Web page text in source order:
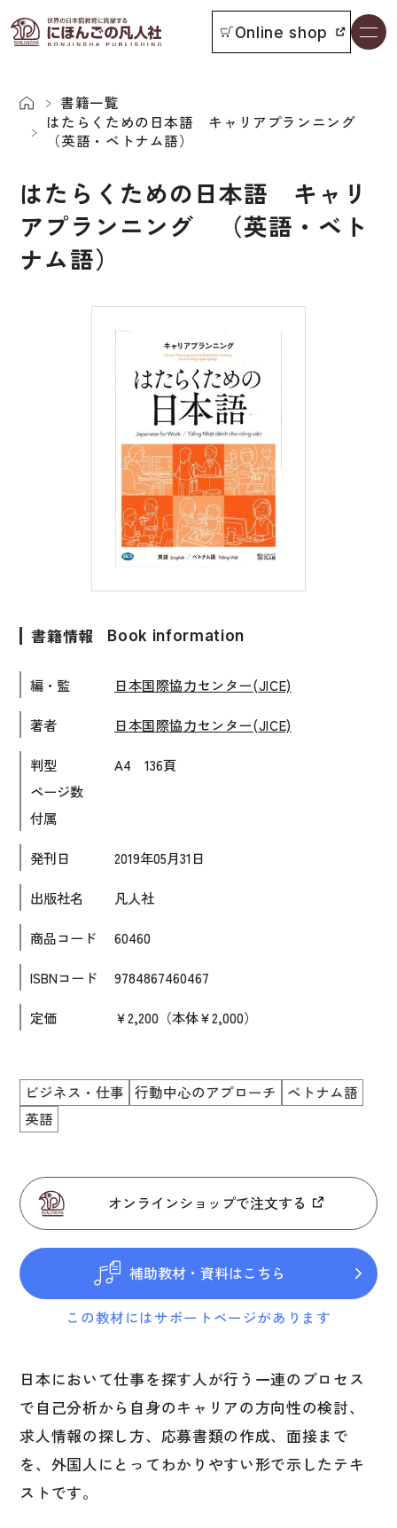
書籍一覧
お知らせ
イベント
よくあるご質問
教科書採用について
書籍の内容について
著作権について
原稿・企画の持ち込みについて
その他の質問
書店様向け
Online shop
本をさがす
日本語学習者用教科書
ビジネスパーソン・研修生向け
留学生向け専門分野
語彙・表現
練習問題
日本語能力試験対策
日本留学試験対策
各種試験対策
大学入試対策
学校情報
日本語学習関連副読本
日本事情
定期刊行物
視聴覚・補助教材
ビデオ・ＤＶＤ
カセットテープ・ＣＤ
カード・ゲーム・絵教材
図表
辞典
日本語学習辞典
漢字字典（辞典）
韓国語辞典
スペイン語辞典
中国語辞典
ドイツ語辞典
書籍一覧
はたらくための日本語 キャリアプランニング
（英語・ベトナム語）
はたらくための日本語 キャリ
アプランニング （英語・ベト
ナム語）
書籍情報 Book information
編・監 日本国際協力センター(JICE)
著者 日本国際協力センター(JICE)
判型
ページ数
付属
A4 136頁
発刊日 2019年05月31日
出版社名 凡人社
商品コード 60460
ISBNコード 9784867460467
定価 ￥2,200（本体￥2,000）
ビジネス・仕事 行動中心のアプローチ
ベトナム語
英語
オンラインショップで注文する
補助教材・資料はこちら
この教材にはサポートページがあります
日本において仕事を探す人が行う一連のプロセス
で自己分析から自身のキャリアの方向性の検討、
求人情報の探し方、応募書類の作成、面接まで
を、外国人にとってわかりやすい形で示したテキ
ストです。